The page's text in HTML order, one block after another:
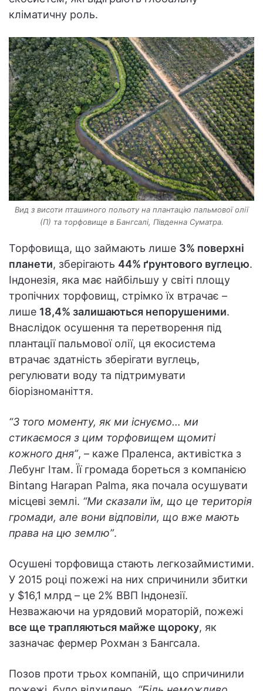
кліматичну роль.
Вид з висоти пташиного польоту на плантацію пальмової олії
(П) та торфовище в Бангсалі, Південна Суматра.
Торфовища, що займають лише 3% поверхні
планети, зберігають 44% ґрунтового вуглецю.
Індонезія, яка має найбільшу у світі площу
тропічних торфовищ, стрімко їх втрачає –
лише 18,4% залишаються непорушеними.
Внаслідок осушення та перетворення під
плантації пальмової олії, ця екосистема
втрачає здатність зберігати вуглець,
регулювати воду та підтримувати
біорізноманіття.
“З того моменту, як ми існуємо… ми
стикаємося з цим торфовищем щомиті
кожного дня”, – каже Праленса, активістка з
Лебунг Ітам. Її громада бореться з компанією
Bintang Harapan Palma, яка почала осушувати
місцеві землі. “Ми сказали їм, що це територія
громади, але вони відповіли, що вже мають
права на цю землю”.
Осушені торфовища стають легкозаймистими.
У 2015 році пожежі на них спричинили збитки
у $16,1 млрд – це 2% ВВП Індонезії.
Незважаючи на урядовий мораторій, пожежі
все ще трапляються майже щороку, як
зазначає фермер Рохман з Бангсала.
Позов проти трьох компаній, що спричинили